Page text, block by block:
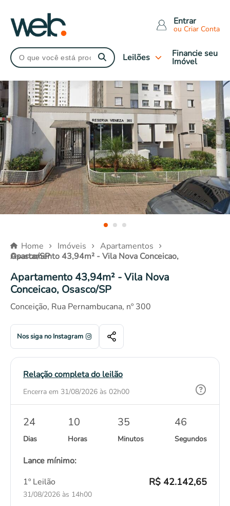
Tipo de leilão
Judiciais
Extrajudiciais
Imóveis Caixa
Leilões Encerrados
Tipo de imóveis
Apartamentos
Casas
Comerciais
Terrenos
Outros bens
Veículos
Eletrônicos
Eletrodomésticos
Outros
Leilões Financie seu
Imóvel
Entrar
ou Criar Conta
Home Imóveis
Apartamentos
Apartamento 43,94m² - Vila Nova Conceicao, Osasco/SP
Apartamento 43,94m² - Vila Nova
Conceicao, Osasco/SP
Conceição, Rua Pernambucana, nº 300
Nos siga no Instagram
Relação completa do leilão
Encerra em 31/08/2026 às 02h00
24
Dias
10
Horas
35
Minutos
46
Segundos
Lance mínimo:
1º Leilão
R$ 42.142,65
31/08/2026 às 14h00